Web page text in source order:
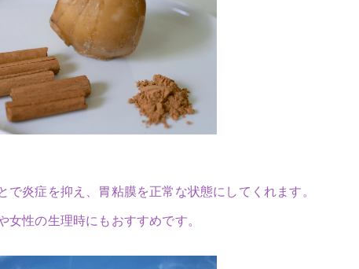
炎症を抑え、胃粘膜を正常な状態にしてくれます。
性の生理時にもおすすめです。